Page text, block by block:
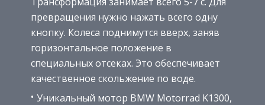
превращения нужно нажать всего одну
кнопку. Колеса поднимутся вверх, заняв
горизонтальное положение в
специальных отсеках. Это обеспечивает
качественное скольжение по воде.
Уникальный мотор BMW Motorrad K1300,